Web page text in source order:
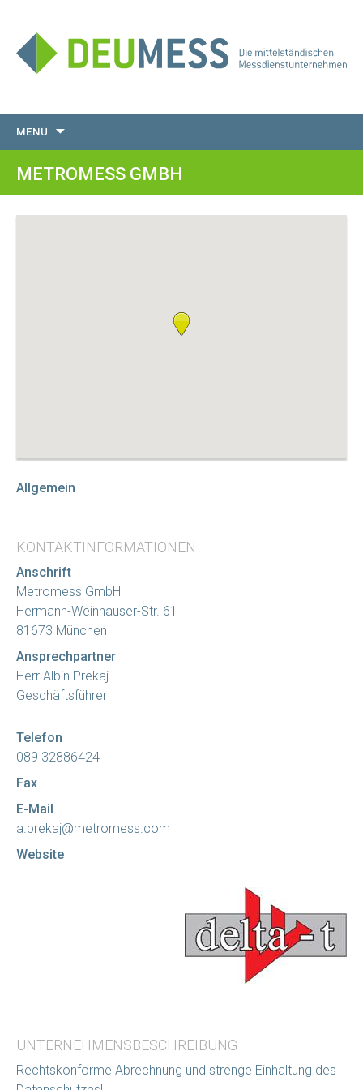
MENÜ
METROMESS GMBH
Allgemein
KONTAKTINFORMATIONEN
Anschrift
Metromess GmbH
Hermann-Weinhauser-Str. 61
81673 München
Ansprechpartner
Herr Albin Prekaj
Geschäftsführer
Telefon
089 32886424
Fax
E-Mail
a.prekaj@metromess.com
Website
UNTERNEHMENSBESCHREIBUNG
Rechtskonforme Abrechnung und strenge Einhaltung des